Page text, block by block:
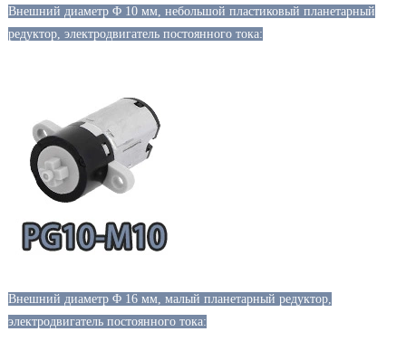
Внешний диаметр Φ 10 мм, небольшой пластиковый планетарный
редуктор, электродвигатель постоянного тока:
Внешний диаметрΦ 16 мм, малый планетарный редуктор,
электродвигатель постоянного тока: